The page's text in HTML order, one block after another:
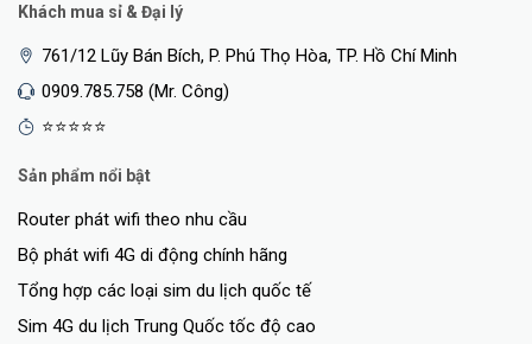
Khách mua sỉ & Đại lý
761/12 Lũy Bán Bích, P. Phú Thọ Hòa, TP. Hồ Chí Minh
0909.785.758 (Mr. Công)
⭐⭐⭐⭐⭐
Sản phẩm nổi bật
Router phát wifi theo nhu cầu
Bộ phát wifi 4G di động chính hãng
Tổng hợp các loại sim du lịch quốc tế
Sim 4G du lịch Trung Quốc tốc độ cao